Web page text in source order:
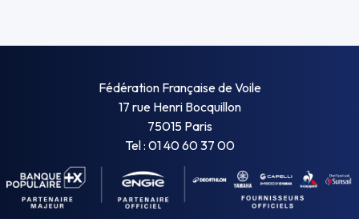
Fédération Française de Voile
17 rue Henri Bocquillon
75015 Paris
Tel : 01 40 60 37 00